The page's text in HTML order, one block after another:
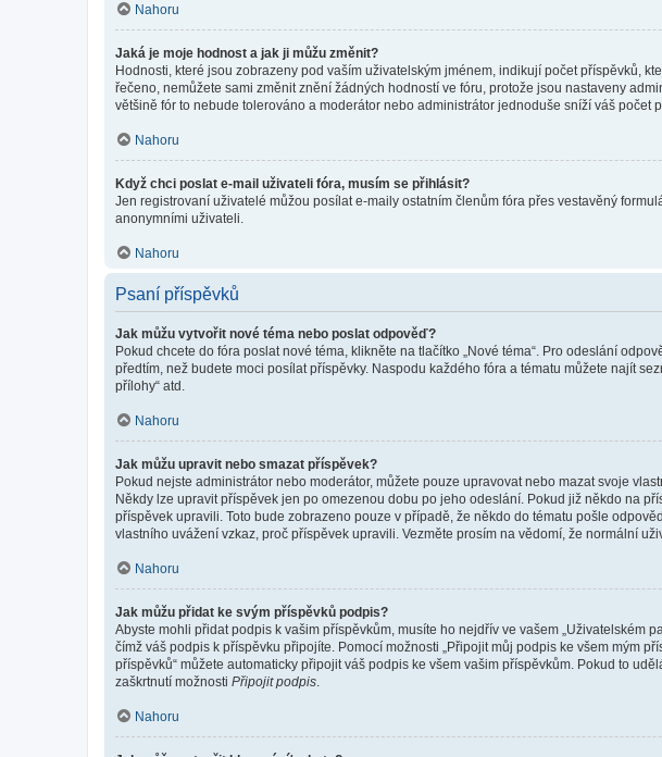
Nahoru
Jaká je moje hodnost a jak ji můžu změnit?
Hodnosti, které jsou zobrazeny pod vaším uživatelským jménem, indikují počet příspěvků,
řečeno, nemůžete sami změnit znění žádných hodností ve fóru, protože jsou nastaveny
většině fór to nebude tolerováno a moderátor nebo administrátor jednoduše sníží váš počet
Nahoru
Když chci poslat e-mail uživateli fóra, musím se přihlásit?
Jen registrovaní uživatelé můžou posílat e-maily ostatním členům fóra přes vestavěný
anonymními uživateli.
Nahoru
Psaní příspěvků
Jak můžu vytvořit nové téma nebo poslat odpověď?
Pokud chcete do fóra poslat nové téma, klikněte na tlačítko „Nové téma“. Pro odeslání
předtím, než budete moci posílat příspěvky. Naspodu každého fóra a tématu můžete najít
přílohy“ atd.
Nahoru
Jak můžu upravit nebo smazat příspěvek?
Pokud nejste administrátor nebo moderátor, můžete pouze upravovat nebo mazat svoje
Někdy lze upravit příspěvek jen po omezenou dobu po jeho odeslání. Pokud již někdo na
příspěvek upravili. Toto bude zobrazeno pouze v případě, že někdo do tématu pošle
vlastního uvážení vzkaz, proč příspěvek upravili. Vezměte prosím na vědomí, že normální
Nahoru
Jak můžu přidat ke svým příspěvků podpis?
Abyste mohli přidat podpis k vašim příspěvkům, musíte ho nejdřív ve vašem „Uživatelském
čímž váš podpis k příspěvku připojíte. Pomocí možnosti „Připojit můj podpis ke všem mým
příspěvků“ můžete automaticky připojit váš podpis ke všem vašim příspěvkům. Pokud to
zaškrtnutí možnosti Připojit podpis
Nahoru